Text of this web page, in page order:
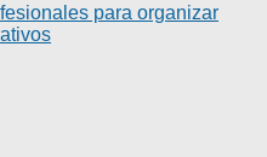
para organizar